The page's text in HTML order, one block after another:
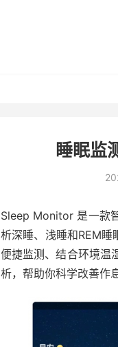
睡眠监
Sleep Monitor 是一款
析深睡、浅睡和REM
便捷监测、结合环境温
析，帮助你科学改善作